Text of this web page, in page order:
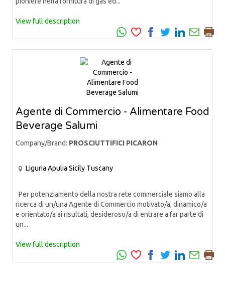
View full description
Agente di Commercio - Alimentare Food
Beverage Salumi
Company/Brand: PROSCIUTTIFICI PICARON
Liguria Apulia Sicily Tuscany
Per potenziamento della nostra rete commerciale siamo alla
ricerca di un/una Agente di Commercio motivato/a, dinamico/a
e orientato/a ai risultati, desideroso/a di entrare a far parte di
un...
View full description